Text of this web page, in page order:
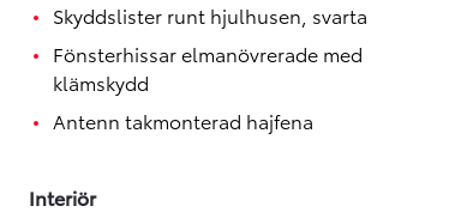
Skyddslister runt hjulhusen, svarta
Fönsterhissar elmanövrerade med
klämskydd
Antenn takmonterad hajfena
Interiör